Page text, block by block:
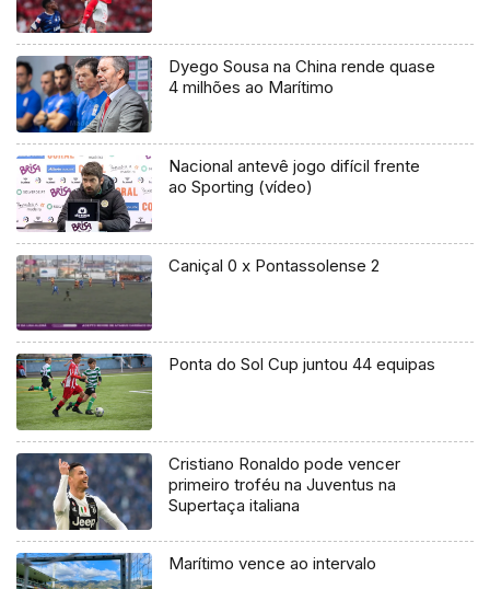
Dyego Sousa na China rende quase
4 milhões ao Marítimo
Nacional antevê jogo difícil frente
ao Sporting (vídeo)
Caniçal 0 x Pontassolense 2
Ponta do Sol Cup juntou 44 equipas
Cristiano Ronaldo pode vencer
primeiro troféu na Juventus na
Supertaça italiana
Marítimo vence ao intervalo